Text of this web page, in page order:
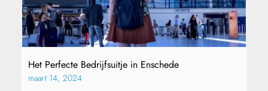
Het Perfecte Bedrijfsuitje in Enschede
maart 14, 2024